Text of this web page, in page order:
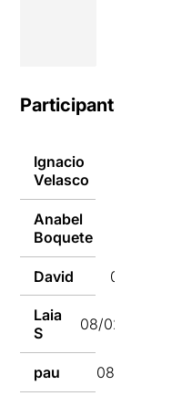
Participants
Ignacio
Velasco
Anabel
Boquete
David 08/02/2018
Laia
S
08/02/2018
pau 08/02/2018